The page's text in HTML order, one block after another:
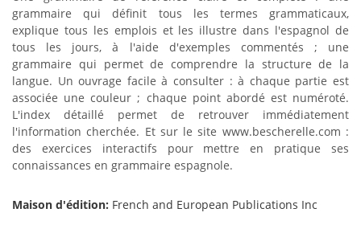
grammaire qui définit tous les termes grammaticaux,
explique tous les emplois et les illustre dans l'espagnol de
tous les jours, à l'aide d'exemples commentés ; une
grammaire qui permet de comprendre la structure de la
langue. Un ouvrage facile à consulter : à chaque partie est
associée une couleur ; chaque point abordé est numéroté.
L'index détaillé permet de retrouver immédiatement
l'information cherchée. Et sur le site www.bescherelle.com :
des exercices interactifs pour mettre en pratique ses
connaissances en grammaire espagnole.
Maison d'édition: French and European Publications Inc